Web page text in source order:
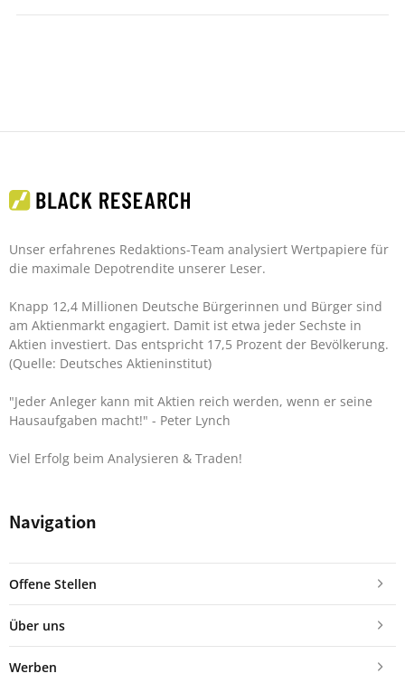
Unser erfahrenes Redaktions-Team analysiert Wertpapiere für
die maximale Depotrendite unserer Leser.
Knapp 12,4 Millionen Deutsche Bürgerinnen und Bürger sind
am Aktienmarkt engagiert. Damit ist etwa jeder Sechste in
Aktien investiert. Das entspricht 17,5 Prozent der Bevölkerung.
(Quelle: Deutsches Aktieninstitut)
"Jeder Anleger kann mit Aktien reich werden, wenn er seine
Hausaufgaben macht!" - Peter Lynch
Viel Erfolg beim Analysieren & Traden!
Navigation
Offene Stellen
Über uns
Werben